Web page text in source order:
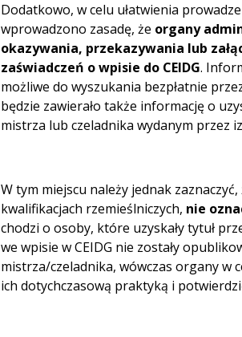
Dodatkowo, w celu ułatwienia
wprowadzono zasadę, że organy
okazywania, przekazywania lub
zaświadczeń o wpisie do CEIDG.
możliwe do wyszukania bezpłatnie
będzie zawierało także informację o
mistrza lub czeladnika wydanym przez
W tym miejscu należy jednak
kwalifikacjach rzemieślniczych, nie
chodzi o osoby, które uzyskały tytuł
we wpisie w CEIDG nie zostały
mistrza/czeladnika, wówczas organy w
ich dotychczasową praktyką i